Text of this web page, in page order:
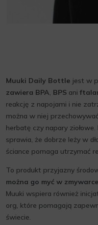
Muuki Daily Bottle jest w
zawiera BPA, BPS ani
reakcję z napojami i nie
można w niej
herbatę czy napary
sprawia, że dobrze leży w
ściance pomaga utrzymać
To produkt przyjazny
można go myć w zmywarce
Muuki wspiera również
org, które pomagają
świecie.